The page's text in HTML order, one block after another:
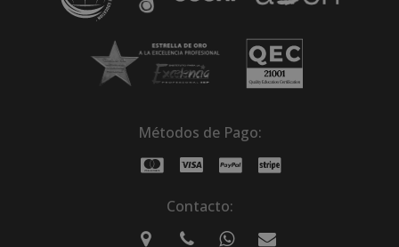
Métodos de Pago:
Contacto: